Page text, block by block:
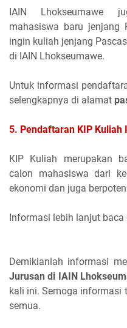
IAIN Lhokseumawe
mahasiswa baru jenjang
ingin kuliah jenjang
di IAIN Lhokseumawe.
Untuk informasi
selengkapnya di alamat
5. Pendaftaran KIP Kuliah
KIP Kuliah merupakan
calon mahasiswa dari
ekonomi dan juga
Informasi lebih lanjut baca
Demikianlah informasi
Jurusan di IAIN
kali ini. Semoga informasi
semua.